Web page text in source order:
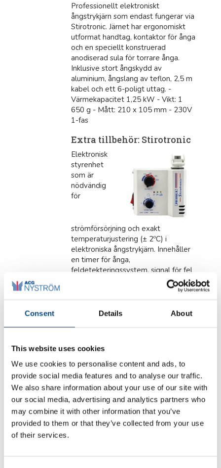
Consent Details About
This website uses cookies
We use cookies to personalise content and ads, to
provide social media features and to analyse our traffic.
We also share information about your use of our site with
our social media, advertising and analytics partners who
may combine it with other information that you’ve
provided to them or that they’ve collected from your use
of their services.
Professionellt elektroniskt
ångstrykjärn som endast fungerar via
Stirotronic. Järnet har ergonomiskt
utformat handtag, kontaktor för ånga
och en speciellt konstruerad
anodiserad sula för torrare ånga.
Inklusive stort ångskydd av
aluminium, ångslang av teflon, 2,5 m
kabel och ett 6-poligt uttag. -
Värmekapacitet 1,25 kW - Vikt: 1
650 g - Mått: 210 x 105 mm - 230V
1-fas
Extra tillbehör: Stirotronic
Elektronisk
styrenhet
som är
nödvändig
för
strömförsörjning och exakt
temperaturjustering (± 2ºC) i
elektroniska ångstrykjärn. Innehåller
en timer för ånga,
feldetekteringssystem, signal för fel
och temperatur samt 3 LED-
IT 1800 S
med termostat
Ergonomisk
handtag,
kontaktor för
ånga,
speciellt
konstruerad
anodiserad
sula för torrare ånga. Levereras med
uttag. - Värmekapacitet 1,25 kW -